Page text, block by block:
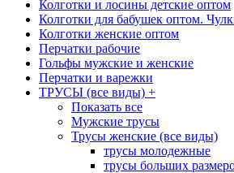
Колготки и лосины детские оптом
Колготки для бабушек оптом.
Колготки женские оптом
Перчатки рабочие
Гольфы мужские и женские
Перчатки и варежки
ТРУСЫ (все виды) +
Показать все
Мужские трусы
Трусы женские (все виды)
трусы молодежные
трусы больших